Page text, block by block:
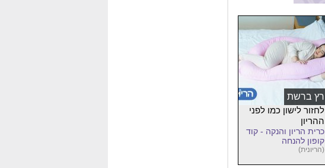
רץ ברשת
לחזור לישון כמו לפני
ההריון
כרית הריון והנקה - קוד
קופון להנחה
(הריונית)